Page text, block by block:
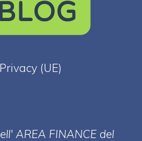
(UE)
AREA FINANCE del